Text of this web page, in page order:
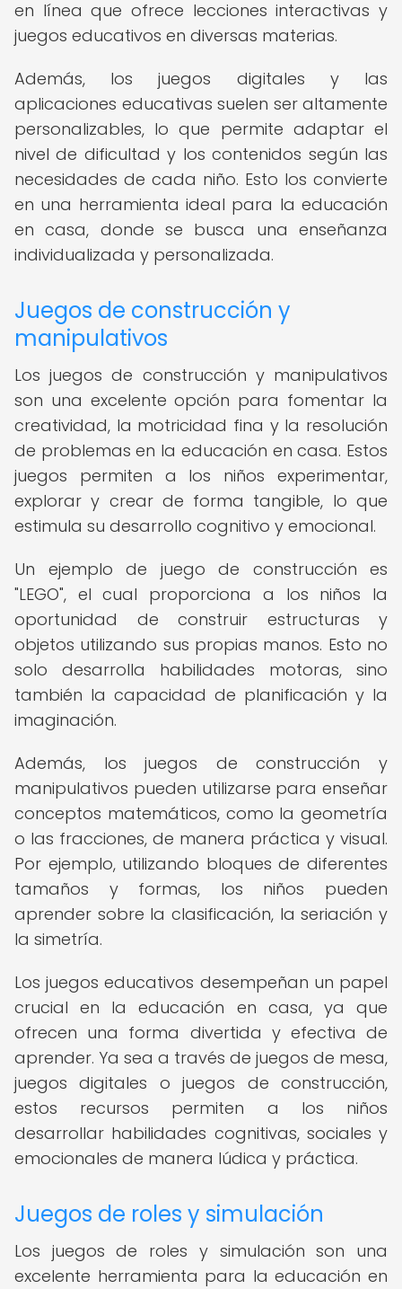
en línea que ofrece lecciones interactivas y
juegos educativos en diversas materias.
Además, los juegos digitales y las
aplicaciones educativas suelen ser altamente
personalizables, lo que permite adaptar el
nivel de dificultad y los contenidos según las
necesidades de cada niño. Esto los convierte
en una herramienta ideal para la educación
en casa, donde se busca una enseñanza
individualizada y personalizada.
Juegos de construcción y
manipulativos
Los juegos de construcción y manipulativos
son una excelente opción para fomentar la
creatividad, la motricidad fina y la resolución
de problemas en la educación en casa. Estos
juegos permiten a los niños experimentar,
explorar y crear de forma tangible, lo que
estimula su desarrollo cognitivo y emocional.
Un ejemplo de juego de construcción es
"LEGO", el cual proporciona a los niños la
oportunidad de construir estructuras y
objetos utilizando sus propias manos. Esto no
solo desarrolla habilidades motoras, sino
también la capacidad de planificación y la
imaginación.
Además, los juegos de construcción y
manipulativos pueden utilizarse para enseñar
conceptos matemáticos, como la geometría
o las fracciones, de manera práctica y visual.
Por ejemplo, utilizando bloques de diferentes
tamaños y formas, los niños pueden
aprender sobre la clasificación, la seriación y
la simetría.
Los juegos educativos desempeñan un papel
crucial en la educación en casa, ya que
ofrecen una forma divertida y efectiva de
aprender. Ya sea a través de juegos de mesa,
juegos digitales o juegos de construcción,
estos recursos permiten a los niños
desarrollar habilidades cognitivas, sociales y
emocionales de manera lúdica y práctica.
Juegos de roles y simulación
Los juegos de roles y simulación son una
excelente herramienta para la educación en